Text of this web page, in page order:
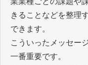
きることなどを整理
できます。
こういったメッセー
一番重要です。